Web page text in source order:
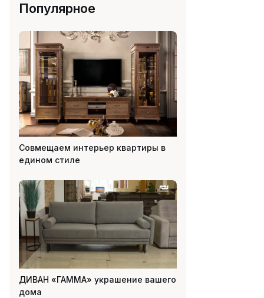
Популярное
Совмещаем интерьер квартиры в
едином стиле
ДИВАН «ГАММА» украшение вашего
дома